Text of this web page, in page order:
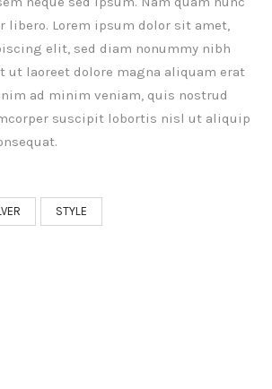
libero. Lorem ipsum dolor sit amet,
elit, sed diam nonummy nibh
ut laoreet dolore magna aliquam erat
ad minim veniam, quis nostrud
suscipit lobortis nisl ut aliquip
STYLE